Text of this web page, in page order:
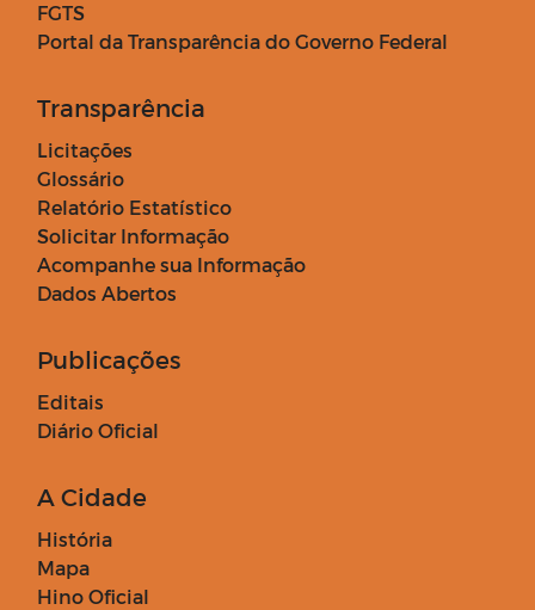
FGTS
Portal da Transparência do Governo Federal
Transparência
Licitações
Glossário
Relatório Estatístico
Solicitar Informação
Acompanhe sua Informação
Dados Abertos
Publicações
Editais
Diário Oficial
A Cidade
História
Mapa
Hino Oficial